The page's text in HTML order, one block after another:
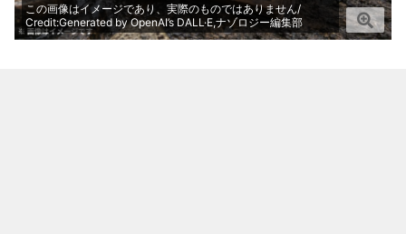
この画像はイメージであり、実際のものではありません/
Credit:Generated by OpenAI’s DALL·E,ナゾロジー編集部